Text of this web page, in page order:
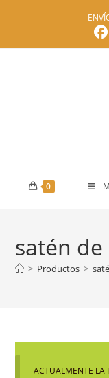
0
satén
> Productos >
ACTUALMENTE LA